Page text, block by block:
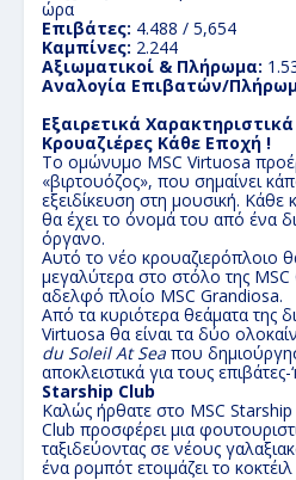
Επιβάτες: 4.488 / 5,654
Καμπίνες:
Αξιωματικοί & Πλήρωμα:
Αναλογία Επιβατών/
Εξαιρετικά Χαρακτηριστικά
Κρουαζιέρες Κάθε Εποχή !
Το ομώνυμο MSC Virtuosa
«βιρτουόζος», που σημαίνει
εξειδίκευση στη μουσική. Κάθε
θα έχει το όνομά του από ένα
όργανο.
Αυτό το νέο κρουαζιερόπλοιο
μεγαλύτερα στο στόλο της MSC
αδελφό πλοίο MSC Grandiosa.
Από τα κυριότερα θεάματα της
Virtuosa θα είναι τα δύο
du Soleil At Sea που
αποκλειστικά για τους επιβάτες-
Starship Club
Καλώς ήρθατε στο MSC
Club προσφέρει μια
ταξιδεύοντας σε νέους
ένα ρομπότ ετοιμάζει το